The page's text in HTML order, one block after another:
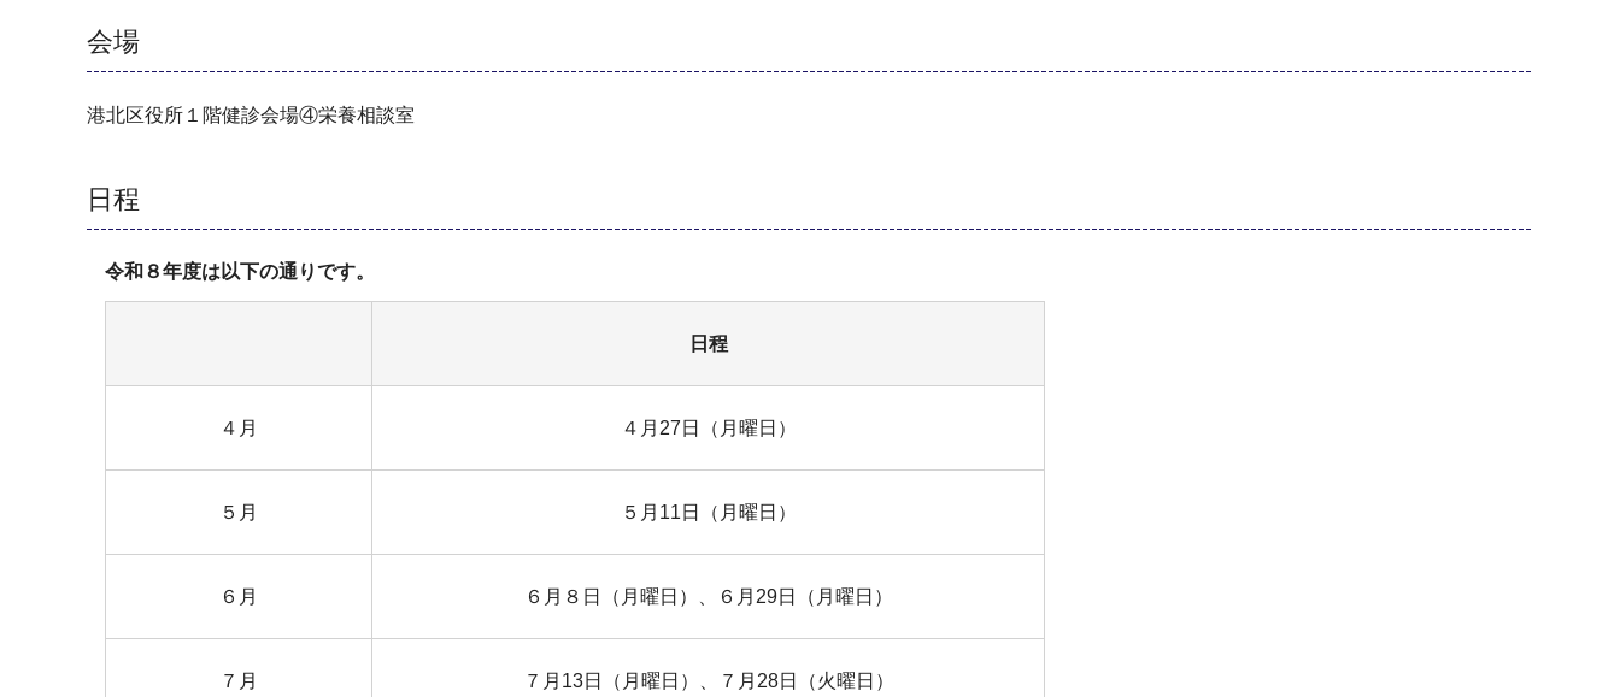
会場
港北区役所１階健診会場④栄養相談室
日程
令和８年度は以下の通りです。
日程
４月 ４月27日（月曜日）
５月 ５月11日（月曜日）
６月 ６月８日（月曜日）、６月29日（月曜日）
７月 ７月13日（月曜日）、７月28日（火曜日）